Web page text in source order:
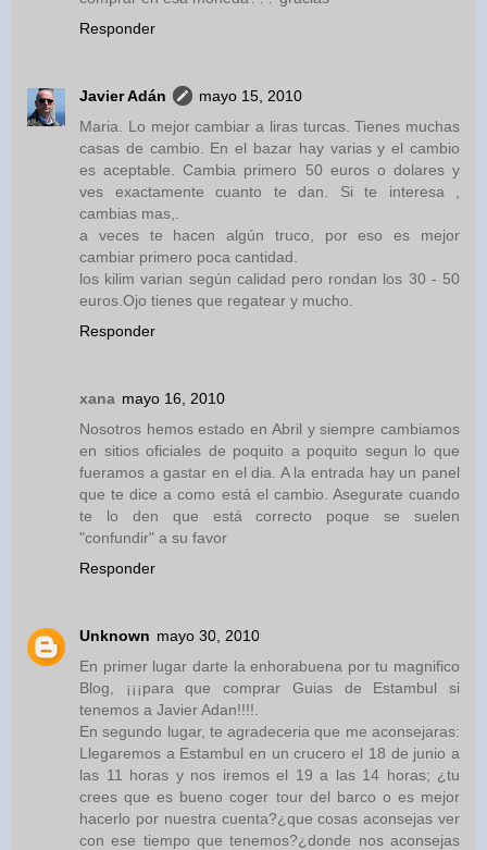
Responder
Javier Adán
mayo 15, 2010
Maria. Lo mejor cambiar a liras turcas. Tienes muchas
casas de cambio. En el bazar hay varias y el cambio
es aceptable. Cambia primero 50 euros o dolares y
ves exactamente cuanto te dan. Si te interesa ,
cambias mas,.
a veces te hacen algún truco, por eso es mejor
cambiar primero poca cantidad.
los kilim varian según calidad pero rondan los 30 - 50
euros.Ojo tienes que regatear y mucho.
Responder
xana mayo 16, 2010
Nosotros hemos estado en Abril y siempre cambiamos
en sitios oficiales de poquito a poquito segun lo que
fueramos a gastar en el dia. A la entrada hay un panel
que te dice a como está el cambio. Asegurate cuando
te lo den que está correcto poque se suelen
"confundir" a su favor
Responder
Unknown mayo 30, 2010
En primer lugar darte la enhorabuena por tu magnifico
Blog, ¡¡¡para que comprar Guias de Estambul si
tenemos a Javier Adan!!!!.
En segundo lugar, te agradeceria que me aconsejaras:
Llegaremos a Estambul en un crucero el 18 de junio a
las 11 horas y nos iremos el 19 a las 14 horas; ¿tu
crees que es bueno coger tour del barco o es mejor
hacerlo por nuestra cuenta?¿que cosas aconsejas ver
con ese tiempo que tenemos?¿donde nos aconsejas